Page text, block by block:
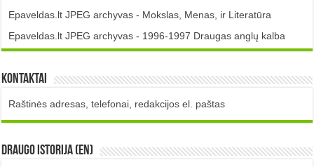
Epaveldas.lt JPEG archyvas - Mokslas, Menas, ir Literatūra
Epaveldas.lt JPEG archyvas - 1996-1997 Draugas anglų kalba
Kontaktai
Raštinės adresas, telefonai, redakcijos el. paštas
DRAUGO istorija (EN)